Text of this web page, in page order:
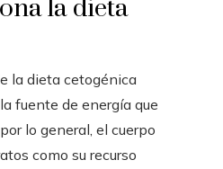
la dieta
la dieta cetogénica
fuente de energía que
lo general, el cuerpo
como su recurso